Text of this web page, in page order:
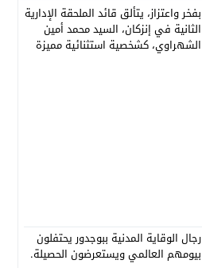
بفخر واعتزاز، يتألق قائد الملحقة الإدارية
الثانية في إنزكان، السيد محمد أمين
الشهراوي، كشخصية استثنائية مميزة
رجال الوقاية المدنية ببوجدور يحتفلون
بيومهم العالمي ويستعرضون الحصيلة.